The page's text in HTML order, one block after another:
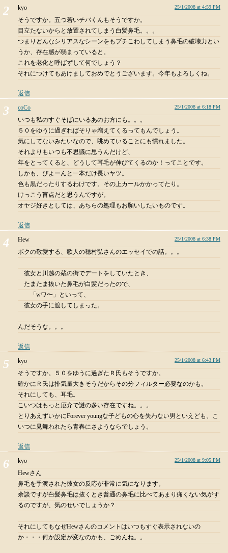
kyo 25/1/2008 at 4:59 PM
そうですか。五つ若いチバくんもそうですか。
目立たないからと放置されてしまう白髪鼻毛。。。
つまりどんなシリアスなシーンをもブチこわしてしまう鼻毛の破壊力とい
うか、存在感が弱まっていると。
これを老化と呼ばずして何でしょう？
それにつけてもあけましておめでとうございます。今年もよろしくね。
返信
coCo
25/1/2008 at 6:18 PM
いつも私のすぐそばにいるあのお方にも。。。
５０をゆうに過ぎればそりゃ増えてくるってもんでしょう。
気にしてないみたいなので、眺めていることにも慣れました。
それよりもいつも不思議に思うんだけど、
年をとってくると、どうして耳毛が伸びてくるのか！ってことです。
しかも、びよーんと一本だけ長いヤツ。
色も黒だったりするわけです。その上カールかかってたり。
けっこう盲点だと思うんですが。
オヤジ好きとしては、あちらの処理もお願いしたいものです。
返信
Hew
25/1/2008 at 6:38 PM
ボクの敬愛する、歌人の穂村弘さんのエッセイでの話。。。
彼女と川越の蔵の街でデートをしていたとき、
たまたま抜いた鼻毛が白髪だったので、
「wワ〜」といって、
彼女の手に渡してしまった。
んだそうな。。。
返信
kyo
25/1/2008 at 6:43 PM
そうですか。５０をゆうに過ぎたＲ氏もそうですか。
確かにＲ氏は排気量大きそうだからその分フィルター必要なのかも。
それにしても、耳毛。
こいつはもっと厄介で謎の多い存在ですね。。。
とりあえずいかにForever youngな子どもの心を失わない男といえども、こ
いつに見舞われたら青春にさようならでしょう。
返信
kyo
25/1/2008 at 9:05 PM
Hewさん
鼻毛を手渡された彼女の反応が非常に気になります。
余談ですが白髪鼻毛は抜くとき普通の鼻毛に比べてあまり痛くない気がす
るのですが、気のせいでしょうか？
それにしてもなぜHewさんのコメントはいつもすぐ表示されないの
か・・・何か設定が変なのかも、ごめんね。。